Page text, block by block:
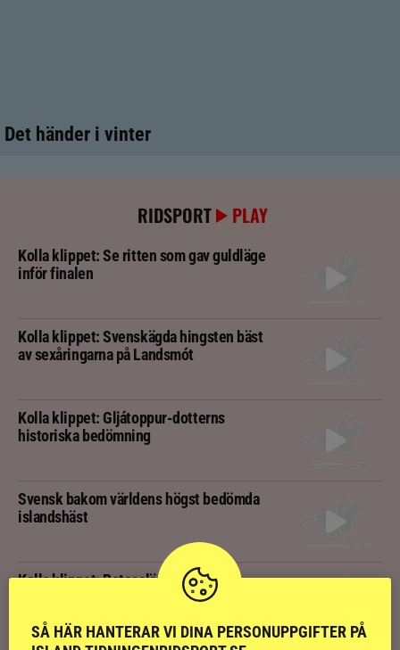
Det händer i vinter
RIDSPORT PLAY
Kolla klippet: Se ritten som gav guldläge
inför finalen
Kolla klippet: Svenskägda hingsten bäst
av sexåringarna på Landsmót
Kolla klippet: Gljátoppur-dotterns
historiska bedömning
Svensk bakom världens högst bedömda
islandshäst
Kolla klippet: Betessläppet som ger
SÅ HÄR HANTERAR VI DINA PERSONUPPGIFTER PÅ